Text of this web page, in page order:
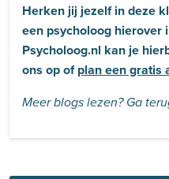
Herken jij jezelf in deze
een psycholoog hierover
Psycholoog.nl kan je
ons op ofplan een gratis
Meer blogs lezen? Ga